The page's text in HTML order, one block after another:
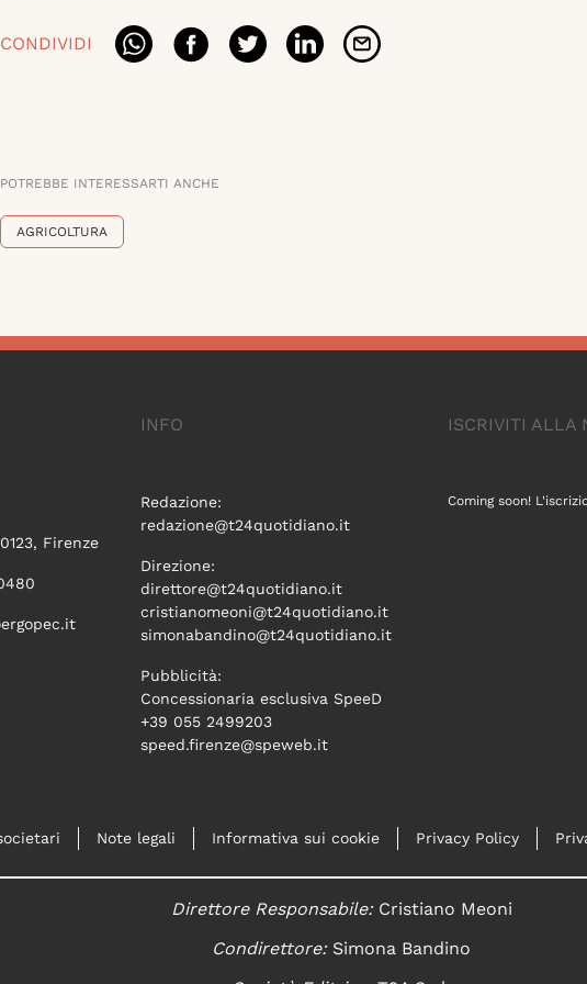
CONDIVIDI
POTREBBE INTERESSARTI ANCHE
AGRICOLTURA
Firenze
INFO
Redazione:
redazione@t24quotidiano.it
Direzione:
direttore@t24quotidiano.it
cristianomeoni@t24quotidiano.it
simonabandino@t24quotidiano.it
Pubblicità:
Concessionaria esclusiva SpeeD
+39 055 2499203
speed.firenze@speweb.it
ISCRIVITI ALLA
Coming soon!
Note legali Informativa sui cookie Privacy Policy
Direttore Responsabile:Cristiano Meoni
Condirettore:Simona Bandino